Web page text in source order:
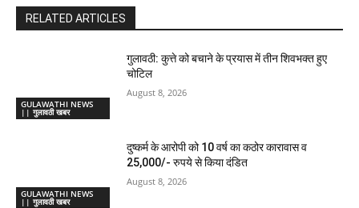
RELATED ARTICLES
GULAWATHI NEWS
|| गुलावठी खबर
गुलावठी: कुत्ते को बचाने के प्रयास में तीन शिवभक्त हुए
चोटिल
August 8, 2026
GULAWATHI NEWS
|| गुलावठी खबर
दुष्कर्म के आरोपी को 10 वर्ष का कठोर कारावास व
25,000/- रुपये से किया दंडित
August 8, 2026